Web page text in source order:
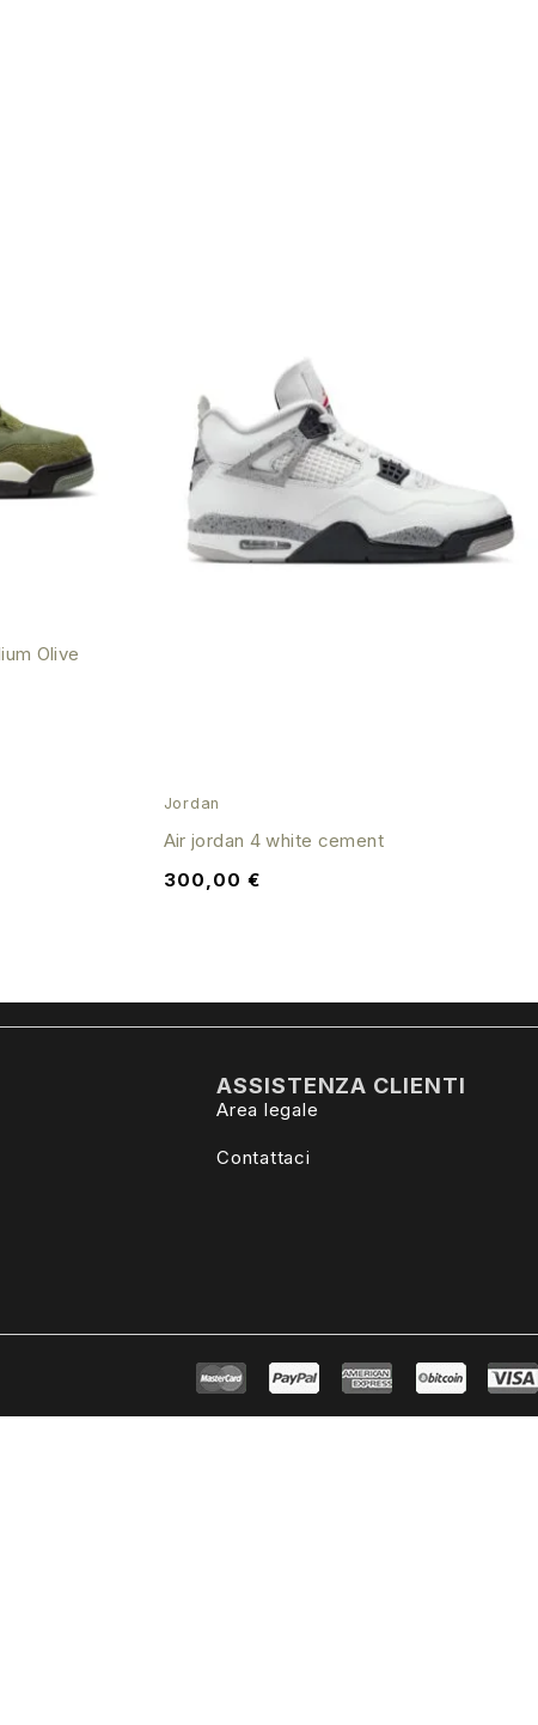
Olive
Jordan
Air jordan 4 white cement
300,00€
ASSISTENZA CLIENTI
Area legale
Contattaci